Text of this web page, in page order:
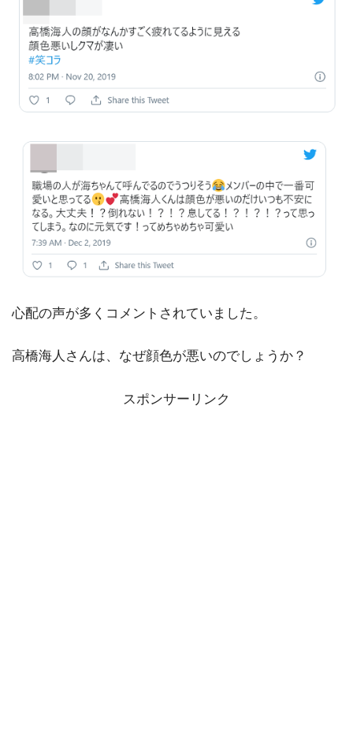
心配の声が多くコメントされていました。
高橋海人さんは、なぜ顔色が悪いのでしょうか？
スポンサーリンク